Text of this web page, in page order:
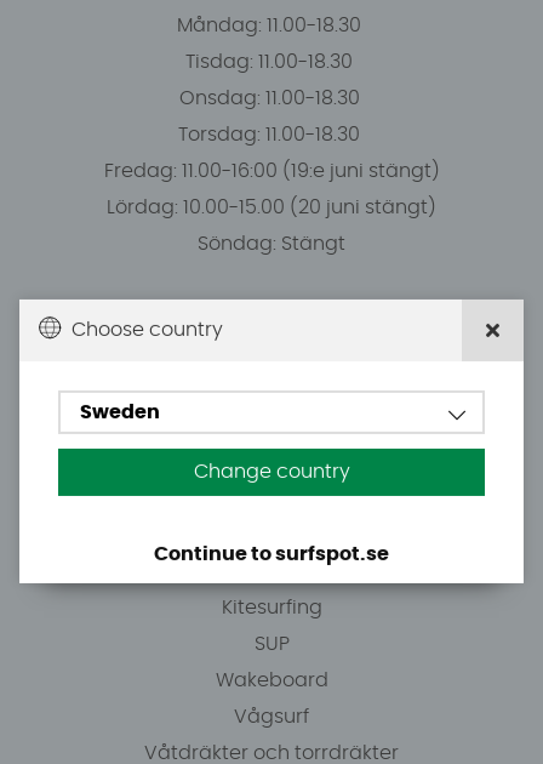
Måndag: 11.00-18.30
Tisdag: 11.00-18.30
Onsdag: 11.00-18.30
Torsdag: 11.00-18.30
Fredag: 11.00-16:00 (19:e juni stängt)
Lördag: 10.00-15.00 (20 juni stängt)
Söndag: Stängt
Du kan hämta ordrar efter överenskommelse från
E-post: info@surfspot.se
Kitesurfing
SUP
Wakeboard
Vågsurf
Våtdräkter och torrdräkter
Choose country
Sweden
Change country
Continue to surfspot.se